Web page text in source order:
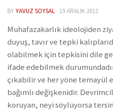
BYYAVUZ SOYSAL · 19 ARALIK 2012
Muhafazakarlık ideolojiden
duyuş, tavır ve tepki
olabilmek için tepkisini dile
ifade edebilmek
çıkabilir ve her yöne temayül
bağımlı değişkenidir.
koruyan, neyi söylüyorsa